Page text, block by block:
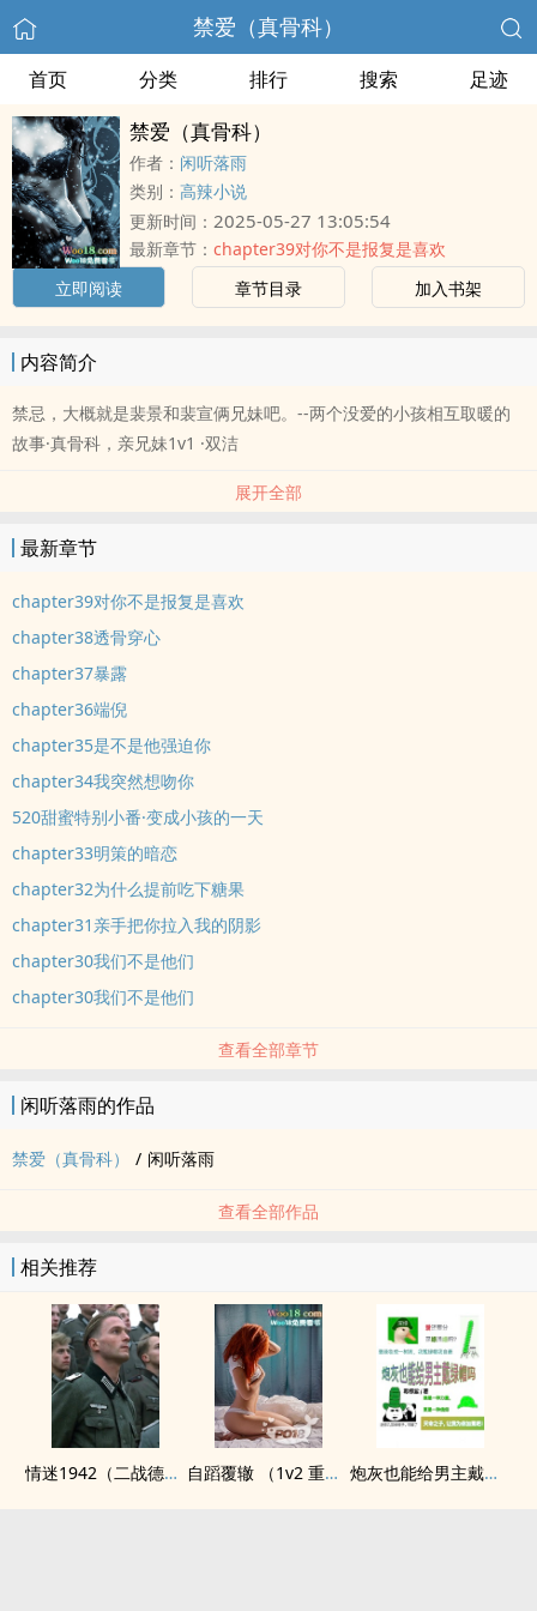
禁爱（真骨科）
首页 分类 排行 搜索 足迹
禁爱（真骨科）
作者： 闲听落雨
类别： 高辣小说
更新时间： 2025-05-27 13:05:54
最新章节： chapter39对你不是报复是喜欢
立即阅读
章节目录 加入书架
内容简介
禁忌，大概就是裴景和裴宣俩兄妹吧。--两个没爱的小孩相互取暖的
故事·真骨科，亲兄妹1v1 ·双洁
展开全部
最新章节
chapter39对你不是报复是喜欢
chapter38透骨穿心
chapter37暴露
chapter36端倪
chapter35是不是他强迫你
chapter34我突然想吻你
520甜蜜特别小番·变成小孩的一天
chapter33明策的暗恋
chapter32为什么提前吃下糖果
chapter31亲手把你拉入我的阴影
chapter30我们不是他们
chapter30我们不是他们
查看全部章节
闲听落雨的作品
禁爱（真骨科） / 闲听落雨
查看全部作品
相关推荐
情迷1942（二战德国） 自蹈覆辙 （1v2 重生） 炮灰也能给男主戴绿帽吗(NP)